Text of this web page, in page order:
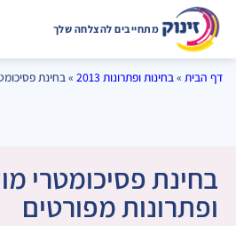
מתחייבים להצלחה שלך
דף הבית »בחינות ופתרונות 2013 »בחינת פסיכומטרי מועד
ופתרונות מפורטים